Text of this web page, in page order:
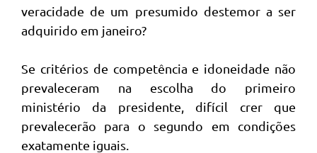
veracidade de um presumido destemor a ser
adquirido em janeiro?
Se critérios de competência e idoneidade não
prevaleceram na escolha do primeiro
ministério da presidente, difícil crer que
prevalecerão para o segundo em condições
exatamente iguais.